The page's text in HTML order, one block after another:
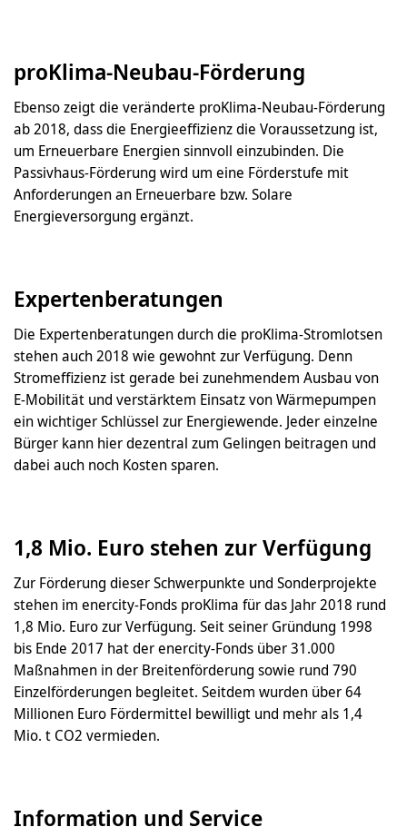
proKlima-Neubau-Förderung
Ebenso zeigt die veränderte proKlima-Neubau-Förderung
ab 2018, dass die Energieeffizienz die Voraussetzung ist,
um Erneuerbare Energien sinnvoll einzubinden. Die
Passivhaus-Förderung wird um eine Förderstufe mit
Anforderungen an Erneuerbare bzw. Solare
Energieversorgung ergänzt.
Expertenberatungen
Die Expertenberatungen durch die proKlima-Stromlotsen
stehen auch 2018 wie gewohnt zur Verfügung. Denn
Stromeffizienz ist gerade bei zunehmendem Ausbau von
E-Mobilität und verstärktem Einsatz von Wärmepumpen
ein wichtiger Schlüssel zur Energiewende. Jeder einzelne
Bürger kann hier dezentral zum Gelingen beitragen und
dabei auch noch Kosten sparen.
1,8 Mio. Euro stehen zur Verfügung
Zur Förderung dieser Schwerpunkte und Sonderprojekte
stehen im enercity-Fonds proKlima für das Jahr 2018 rund
1,8 Mio. Euro zur Verfügung. Seit seiner Gründung 1998
bis Ende 2017 hat der enercity-Fonds über 31.000
Maßnahmen in der Breitenförderung sowie rund 790
Einzelförderungen begleitet. Seitdem wurden über 64
Millionen Euro Fördermittel bewilligt und mehr als 1,4
Mio. t CO2 vermieden.
Information und Service